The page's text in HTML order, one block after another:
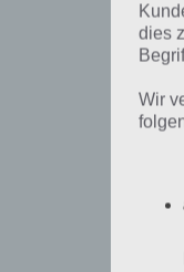
dies
Wir